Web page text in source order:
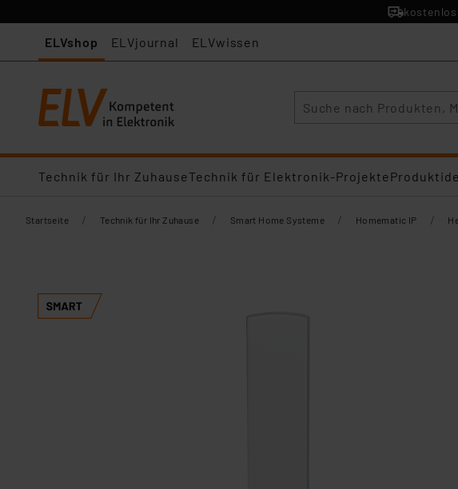
ELVshop ELVjournal ELVwissen
Technik für Ihr ZuhauseTechnik für Elektronik-Projekte
Startseite / Technik für Ihr Zuhause / Smart Home Systeme / Homematic IP /